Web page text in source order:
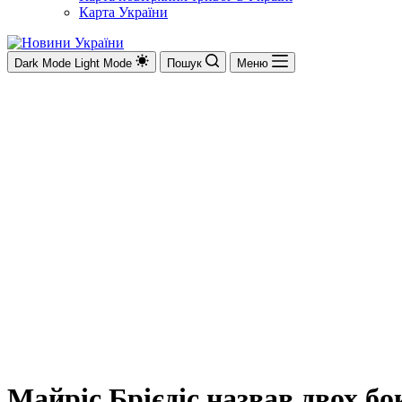
Карта України
Dark Mode Light Mode Пошук Меню